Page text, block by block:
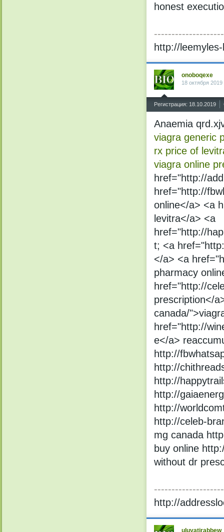
honest
--------------------
http://
onoboqexe
18 октября 2019
Регистрация: 18.10.2019
Anaemia
viagra generic
rx price of
viagra online
href="http://
href="http://
online</a> <a
levitra</a> <a
href="http://
t; <a
</a> <a
pharmacy
href="http://
prescription</
canada/
href="http://
e</a>
http://
http://
http://
http://
http://
http://celeb-
mg canada
buy online
without dr
--------------------
http://
uluyatirabbew